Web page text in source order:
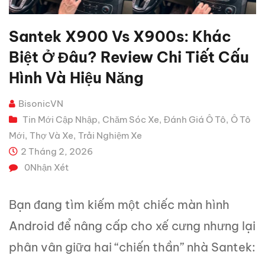
Santek X900 Vs X900s: Khác
Biệt Ở Đâu? Review Chi Tiết Cấu
Hình Và Hiệu Năng
BisonicVN
Tin Mới Cập Nhập, Chăm Sóc Xe, Đánh Giá Ô Tô, Ô Tô
Mới, Thợ Và Xe, Trải Nghiệm Xe
2 Tháng 2, 2026
0Nhận Xét
Bạn đang tìm kiếm một chiếc màn hình
Android để nâng cấp cho xế cưng nhưng lại
phân vân giữa hai “chiến thần” nhà Santek: